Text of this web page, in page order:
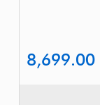
8,699.00